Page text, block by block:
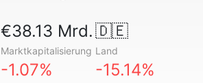
€38.13 Mrd.
Marktkapitalisierung
🇩🇪
Land
-1.07% -15.14%